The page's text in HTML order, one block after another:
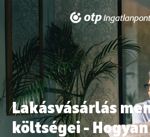
Lakásvásárlás
költségei - Hogyan